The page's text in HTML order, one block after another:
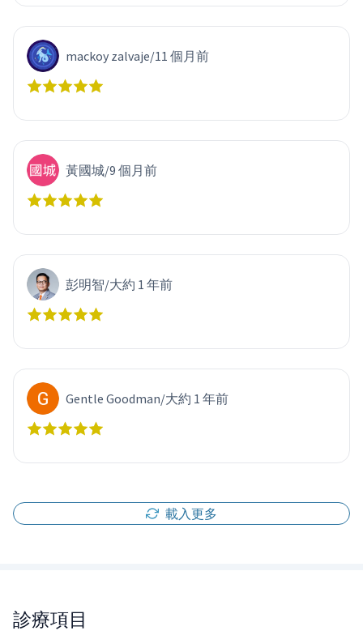
mackoy zalvaje/11 個月前
黃國城/9 個月前
彭明智/大約 1 年前
Gentle Goodman/大約 1 年前
載入更多
診療項目